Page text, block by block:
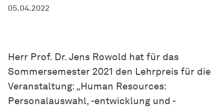
05.04.2022
Herr Prof. Dr. Jens Rowold hat für das
Sommersemester 2021 den Lehrpreis für die
Veranstaltung: „Human Resources:
Personalauswahl, -entwicklung und -